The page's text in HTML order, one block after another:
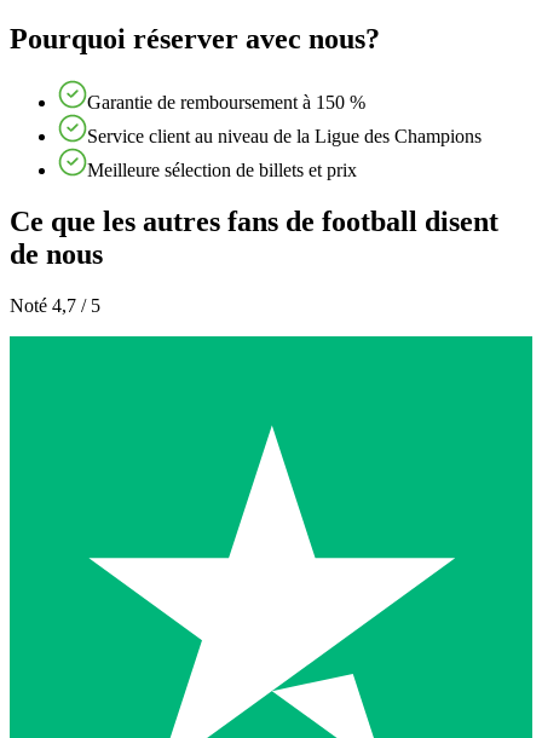
Pourquoi réserver avec nous?
Garantie de remboursement à 150 %
Service client au niveau de la Ligue des Champions
Meilleure sélection de billets et prix
Ce que les autres fans de football disent
de nous
Noté 4,7 / 5